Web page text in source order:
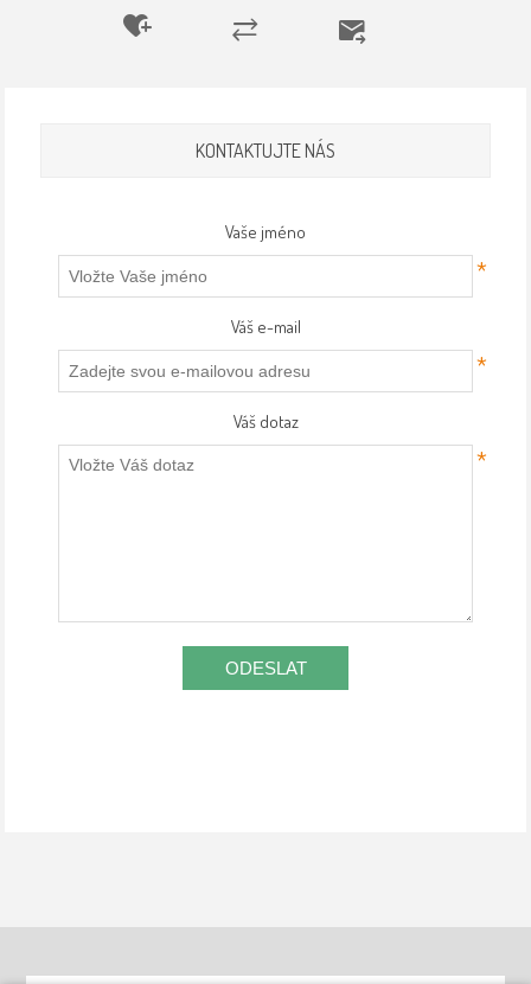
KONTAKTUJTE NÁS
Vaše jméno
*
Váš e-mail
*
Váš dotaz
*
ODESLAT